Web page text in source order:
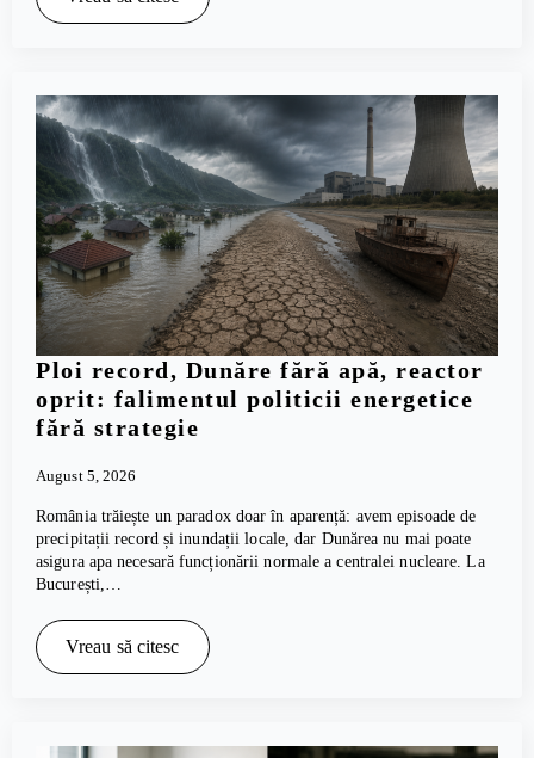
Ploi record, Dunăre fără apă, reactor
oprit: falimentul politicii energetice
fără strategie
August 5, 2026
România trăiește un paradox doar în aparență: avem episoade de
precipitații record și inundații locale, dar Dunărea nu mai poate
asigura apa necesară funcționării normale a centralei nucleare. La
București,…
Vreau să citesc